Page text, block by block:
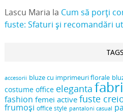
Lascu Maria la Cum să porți
fuste: Sfaturi și recomandări
TAGS
accesorii bluze cu imprimeuri florale
costume office eleganta
fashion femei active fuste
frumoși office style pantaloni casual